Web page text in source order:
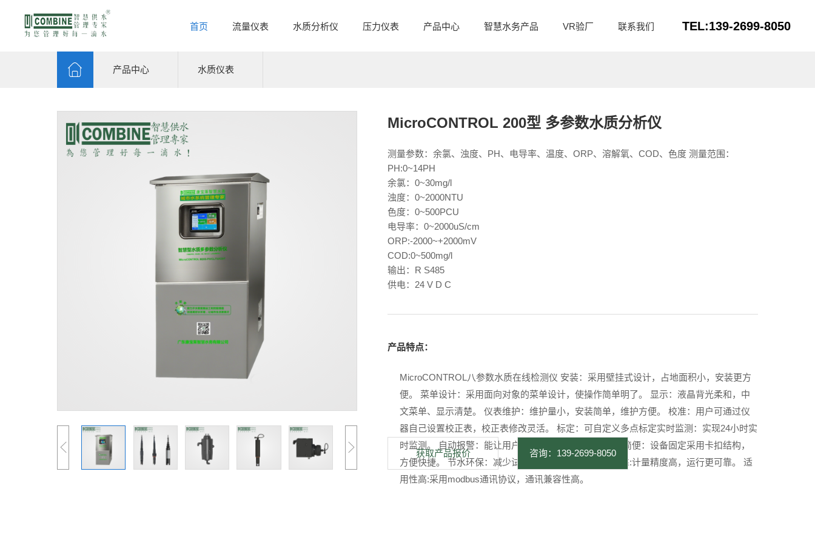
首页 流量仪表 水质分析仪 压力仪表 产品中心 智慧水务产品 VR验厂 联系我们 TEL:139-2699-8050
产品中心 水质仪表
MicroCONTROL 200型 多参数水质分析仪
测量参数：余氯、浊度、PH、电导率、温度、ORP、溶解氧、COD、色度 测量范围：
PH:0~14PH
余氯：0~30mg/l
浊度：0~2000NTU
色度：0~500PCU
电导率：0~2000uS/cm
ORP:-2000~+2000mV
COD:0~500mg/l
输出：R S485
供电：24 V D C
产品特点：
MicroCONTROL八参数水质在线检测仪 安装：采用壁挂式设计，占地面积小，安装更方
便。 菜单设计：采用面向对象的菜单设计，使操作简单明了。 显示：液晶背光柔和，中
文菜单、显示清楚。 仪表维护：维护量小，安装简单，维护方便。 校准：用户可通过仪
器自己设置校正表，校正表修改灵活。 标定：可自定义多点标定实时监测：实现24小时实
时监测。 自动报警：能让用户及时发现水质异常。 安装简便：设备固定采用卡扣结构，
方便快捷。 节水环保：减少试剂量，二次污染少数据可靠:计量精度高，运行更可靠。 适
用性高:采用modbus通讯协议，通讯兼容性高。
获取产品报价 咨询：139-2699-8050